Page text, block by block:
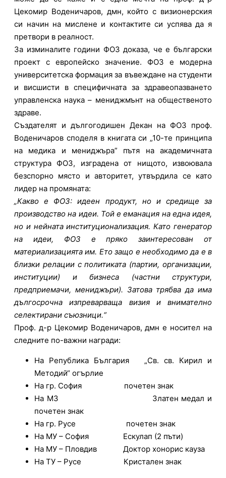
Цекомир Воденичаров, дмн, който с визионерския
си начин на мислене и контактите си успява да я
претвори в реалност.
За изминалите години ФОЗ доказа, че е български
проект с европейско значение. ФОЗ е модерна
университетска формация за въвеждане на студенти
и висшисти в специфичната за здравеопазването
управленска наука – мениджмънт на общественото
здраве.
Създателят и дългогодишен Декан на ФОЗ проф.
Воденичаров споделя в книгата си „10-те принципа
на медика и мениджъра” пътя на академичната
структура ФОЗ, изградена от нищото, извоювала
безспорно място и авторитет, утвърдила се като
лидер на промяната:
„Какво е ФОЗ: идеен продукт, но и средище за
производство на идеи. Той е еманация на една идея,
но и нейната институционализация. Като генератор
на идеи, ФОЗ е пряко заинтересован от
материализацията им. Ето защо е необходимо да е в
близки релации с политиката (партии, организации,
институции) и бизнеса (частни структури,
предприемачи, мениджъри). Затова трябва да има
дългосрочна изпреварваща визия и внимателно
селектирани съюзници.“
Проф. д-р Цекомир Воденичаров, дмн е носител на
следните по-важни награди:
На Република България „Св. св. Кирил и
Методий“ огърлие
На гр. София почетен знак
На МЗ Златен медал и
почетен знак
На гр. Русе почетен знак
На МУ – София Ескулап (2 пъти)
На МУ – Пловдив Доктор хонорис кауза
На ТУ – Русе Кристален знак